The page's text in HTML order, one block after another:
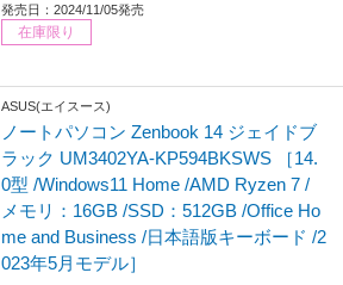
発売日：2024/11/05発売
在庫限り
ASUS(エイスース)
ノートパソコン Zenbook 14 ジェイドブ
ラック UM3402YA-KP594BKSWS ［14.
0型 /Windows11 Home /AMD Ryzen 7 /
メモリ：16GB /SSD：512GB /Office Ho
me and Business /日本語版キーボード /2
023年5月モデル］